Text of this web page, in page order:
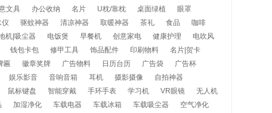
文具 办公收纳 名片 U枕/靠枕 桌面绿植
眼罩
仪 驱蚊神器 清凉神器 取暖神器 茶礼 食品
咖啡
机|吸尘器 电饭煲 早餐机 创意家电 健康护理
电吹风
钱包卡包 修甲工具 饰品配件 印刷物料
名片|贺卡
匾 徽章奖牌 广告物料 日历台历 广告袋
广告杯
娱乐影音 音响音箱 耳机 摄影摄像
自拍神器
鼠标键盘 智能穿戴 手环手表 学习机 VR眼镜
无人机
加湿净化 车载电器 车载冰箱 车载吸尘器
空气净化